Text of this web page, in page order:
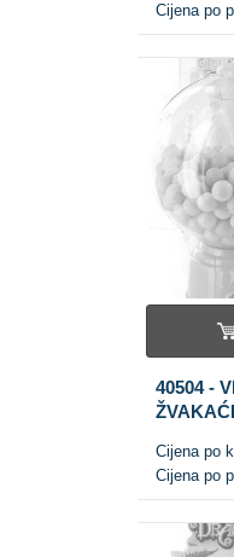
Cijena po
40504 -
Cijena po
Cijena po